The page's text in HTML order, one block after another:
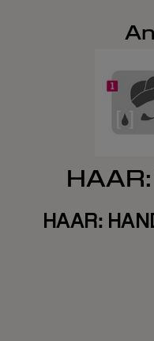
HAAR: